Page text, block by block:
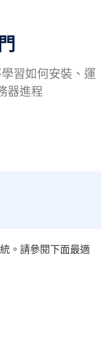
習如何安裝、運
器進程
。請參閱下面最適